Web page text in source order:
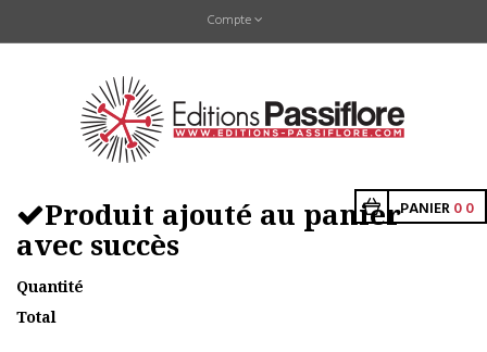
Compte
PANIER00
Produit ajouté au panier
avec succès
Quantité
Total